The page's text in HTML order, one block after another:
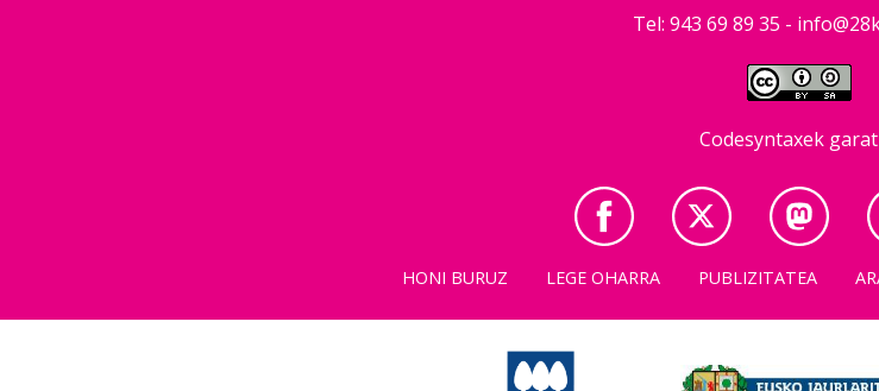
Tel: 943 69 89 35 -
Codesyntaxek
HONI BURUZ LEGE OHARRA PUBLIZITATEA